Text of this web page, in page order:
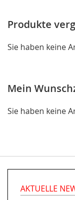
Produkte
Sie haben keine
Mein
Sie haben keine
AKTUELLE